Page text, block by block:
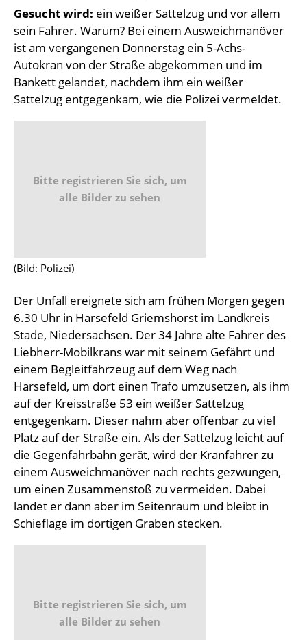
Gesucht wird: ein weißer Sattelzug und vor allem
sein Fahrer. Warum? Bei einem Ausweichmanöver
ist am vergangenen Donnerstag ein 5-Achs-
Autokran von der Straße abgekommen und im
Bankett gelandet, nachdem ihm ein weißer
Sattelzug entgegenkam, wie die Polizei vermeldet.
Bitte registrieren Sie sich, um
alle Bilder zu sehen
(Bild: Polizei)
Der Unfall ereignete sich am frühen Morgen gegen
6.30 Uhr in Harsefeld Griemshorst im Landkreis
Stade, Niedersachsen. Der 34 Jahre alte Fahrer des
Liebherr-Mobilkrans war mit seinem Gefährt und
einem Begleitfahrzeug auf dem Weg nach
Harsefeld, um dort einen Trafo umzusetzen, als ihm
auf der Kreisstraße 53 ein weißer Sattelzug
entgegenkam. Dieser nahm aber offenbar zu viel
Platz auf der Straße ein. Als der Sattelzug leicht auf
die Gegenfahrbahn gerät, wird der Kranfahrer zu
einem Ausweichmanöver nach rechts gezwungen,
um einen Zusammenstoß zu vermeiden. Dabei
landet er dann aber im Seitenraum und bleibt in
Schieflage im dortigen Graben stecken.
Bitte registrieren Sie sich, um
alle Bilder zu sehen